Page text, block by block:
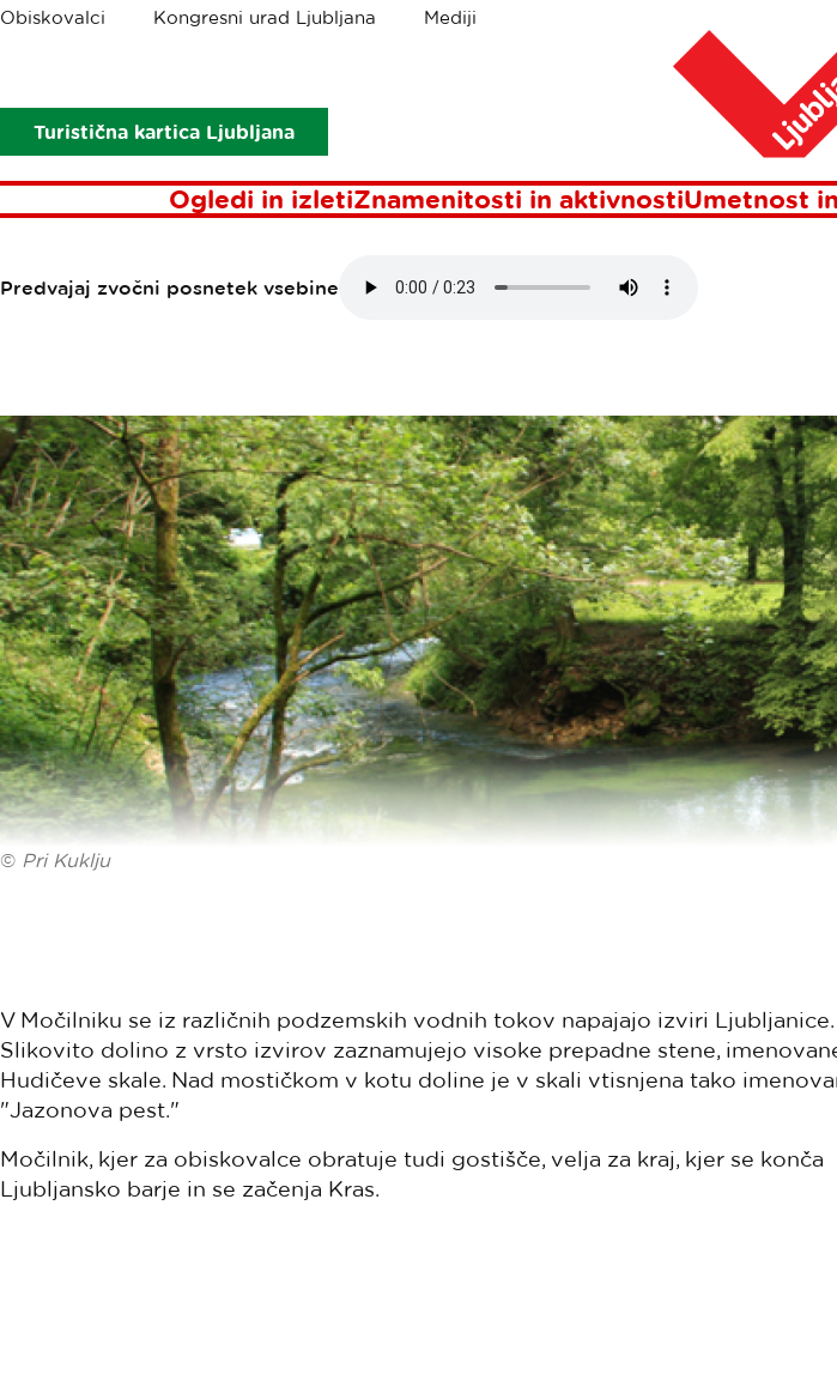
Obiskovalci Kongresni urad Ljubljana Mediji
Turistična kartica Ljubljana
Ogledi in izletiZnamenitosti in aktivnostiUmetnost
Drobtinice
MOČILNIK
Predvajaj zvočni posnetek vsebine
© Pri Kuklju
V Močilniku se iz različnih podzemskih vodnih tokov napajajo izviri Ljubljanice.
Slikovito dolino z vrsto izvirov zaznamujejo visoke prepadne stene,
Hudičeve skale. Nad mostičkom v kotu doline je v skali vtisnjena tako
"Jazonova pest."
Močilnik, kjer za obiskovalce obratuje tudi gostišče, velja za kraj, kjer se konča
Ljubljansko barje in se začenja Kras.